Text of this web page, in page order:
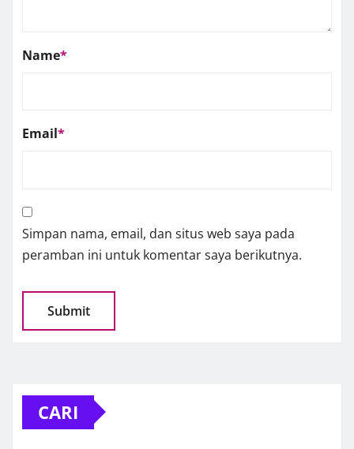
Name*
Email*
Simpan nama, email, dan situs web saya pada
peramban ini untuk komentar saya berikutnya.
CARI